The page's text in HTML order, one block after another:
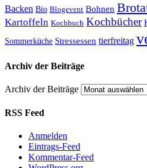
Backen Bio Blogevent Bohnen
Kartoffeln Kochbuch Kochbücher
Sommerküche Stressessen tierfreitag
Archiv der Beiträge
Archiv der Beiträge
RSS Feed
Anmelden
Eintrags-Feed
Kommentar-Feed